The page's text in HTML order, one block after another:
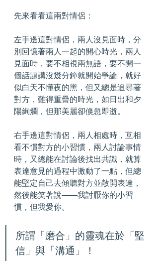
先來看看這兩對情侶：
左手邊這對情侶，兩人沒見面時，分
別回憶著兩人一起的開心時光，兩人
見面時，要不相視兩無語，要不開一
個話題講沒幾分鐘就開始爭論，就好
似白天不懂夜的黑，但又總是追尋著
對方，難得重疊的時光，如日出和夕
陽絢爛，但那美麗卻倏忽即逝。
右手邊這對情侶，兩人相處時，互相
看不慣對方的小習慣，兩人討論事情
時，又總能在討論後找出共識，就算
表達意見的過程中激動了一點，但總
能堅定自己去傾聽對方並敞開表達，
然後能笑著說——我討厭你的小習
慣，但我愛你。
所謂「磨合」的靈魂在於「堅
信」與「溝通」！